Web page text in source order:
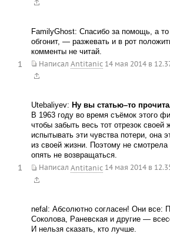
FamilyGhost: Спасибо за помощь, а
обгонит, — разжевать и в рот
комменты не читай.
Написал Antitanic 14 мая 2014 в
1
Utebaliyev: Ну вы статью–то
В 1963 году во время съёмок этого
чтобы забыть весь тот отрезок своей
испытывать эти чувства потери, она
из своей жизни. Поэтому не
опять не возвращаться.
Написал Antitanic 14 мая 2014 в
1
nefal: Абсолютно согласен! Они все:
Соколова, Раневская и другие —
И нельзя сказать, кто лучше.